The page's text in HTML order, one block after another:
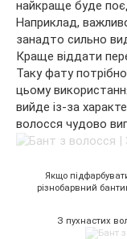
найкраще буде
Наприклад,
занадто сильно
Краще віддати
Таку фату
цьому
вийде із-за
волосся чудово
Якщо
різнобарвний
З пухнастих